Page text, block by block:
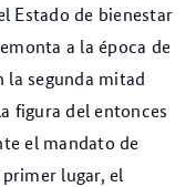
Estado de bienestar
a la época de
la segunda mitad
figura del entonces
el mandato de
lugar, el